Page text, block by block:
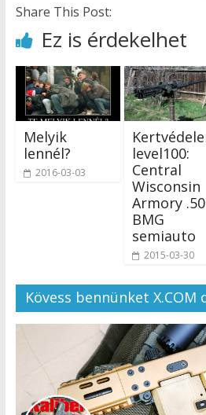
Share This Post:
Ez is érdekelhet
Melyik
lennél?
2016-03-03
level100:
Central
Wisconsin
Armory .50
BMG
semiauto
2015-03-30
Kövess bennünket X.COM